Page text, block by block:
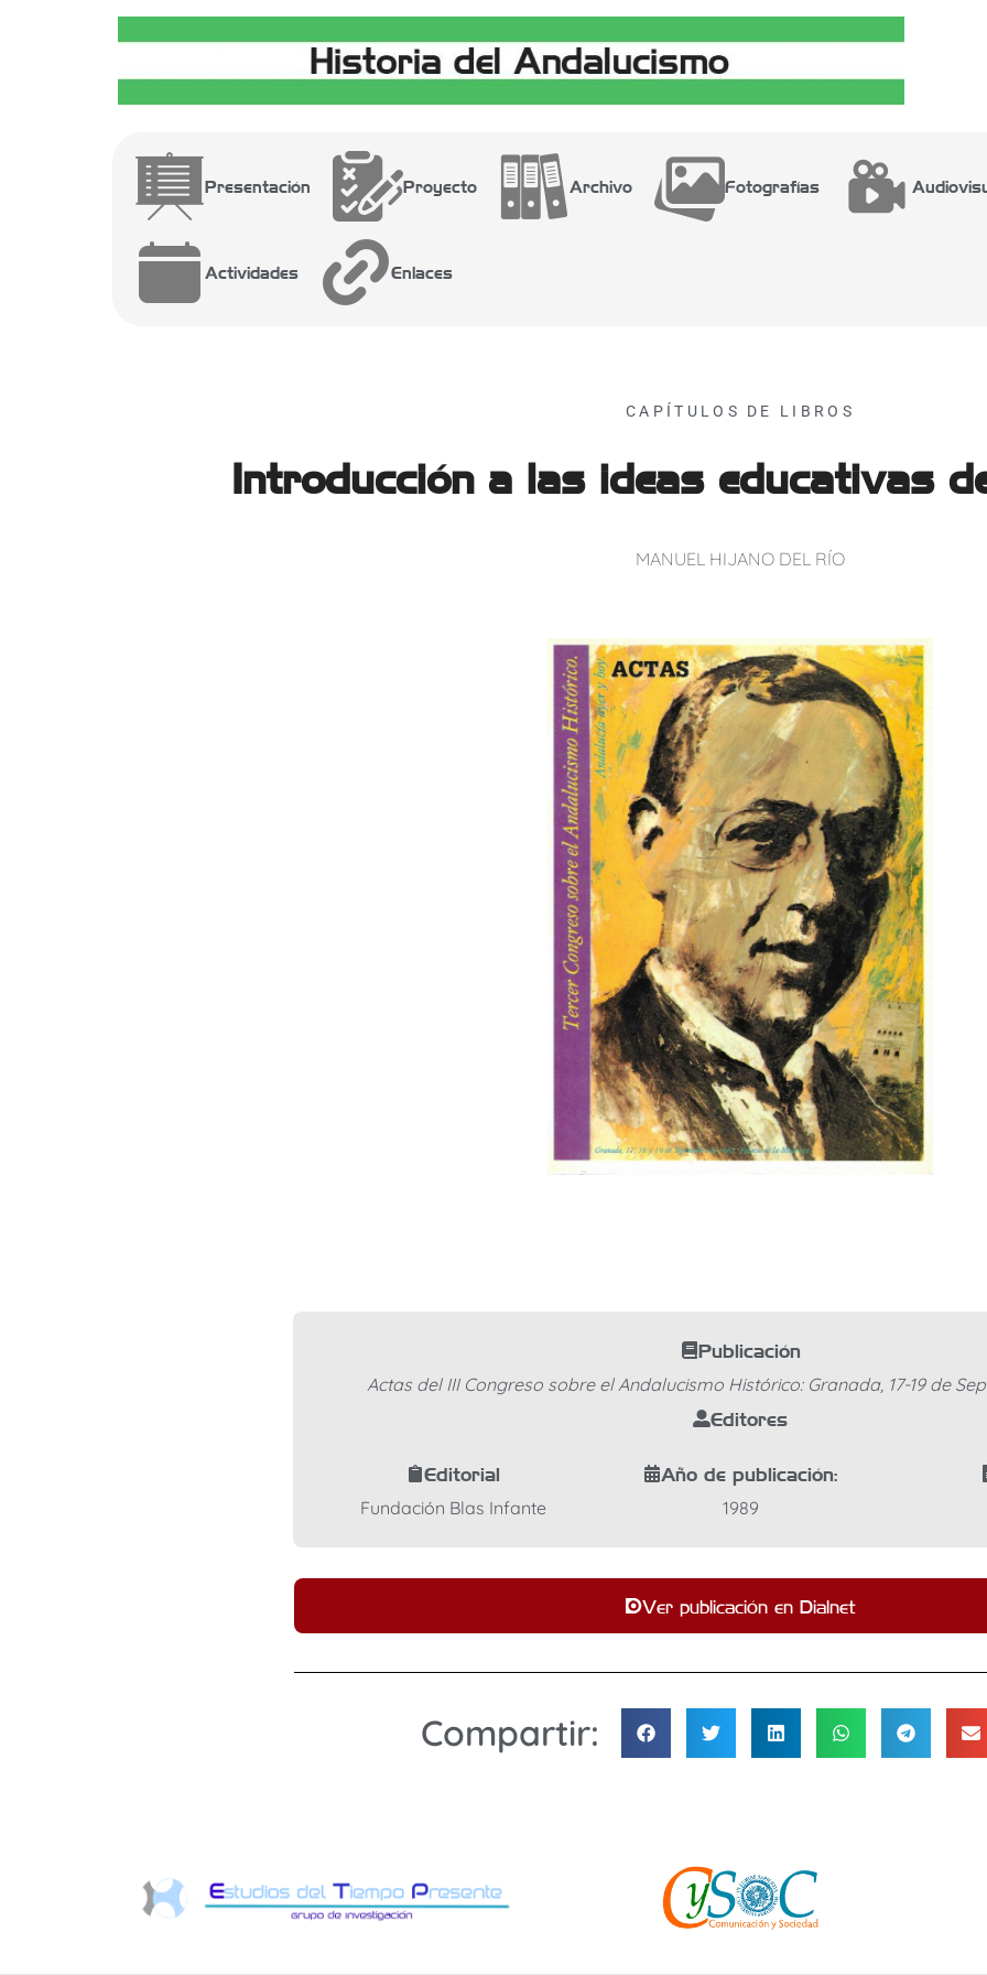
Presentación Proyecto Archivo Fotografías
Actividades Enlaces
CAPÍTULOS DE LIBROS
Introducción a las ideas educativas
MANUEL HIJANO DEL RÍO
Publicación
Actas del III Congreso sobre el Andalucismo Histórico: Granada, 17-19 de
Editores
Editorial
Fundación Blas Infante
Año de publicación:
1989
Ver publicación en Dialnet
Compartir: